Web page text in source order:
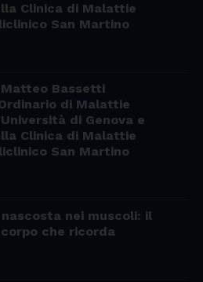
Clinica di Malattie
San Martino
Bassetti
di Malattie
di Genova e
Clinica di Malattie
San Martino
nei muscoli: il
che ricorda